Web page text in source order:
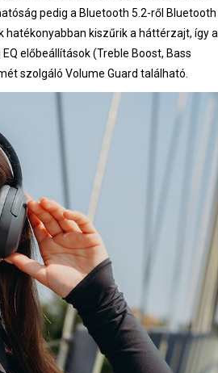
pedig a Bluetooth 5.2-ről Bluetooth
kiszűrik a háttérzajt, így a
előbeállítások (Treble Boost, Bass
szolgáló Volume Guard található.